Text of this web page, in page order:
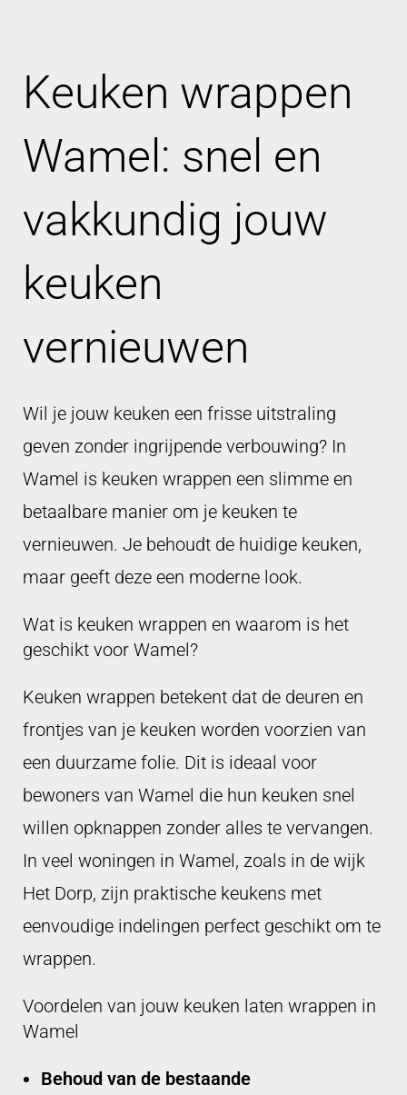
Keuken wrappen
Wamel: snel en
vakkundig jouw
keuken
vernieuwen
Wil je jouw keuken een frisse uitstraling
geven zonder ingrijpende verbouwing? In
Wamel is keuken wrappen een slimme en
betaalbare manier om je keuken te
vernieuwen. Je behoudt de huidige keuken,
maar geeft deze een moderne look.
Wat is keuken wrappen en waarom is het
geschikt voor Wamel?
Keuken wrappen betekent dat de deuren en
frontjes van je keuken worden voorzien van
een duurzame folie. Dit is ideaal voor
bewoners van Wamel die hun keuken snel
willen opknappen zonder alles te vervangen.
In veel woningen in Wamel, zoals in de wijk
Het Dorp, zijn praktische keukens met
eenvoudige indelingen perfect geschikt om te
wrappen.
Voordelen van jouw keuken laten wrappen in
Wamel
Behoud van de bestaande